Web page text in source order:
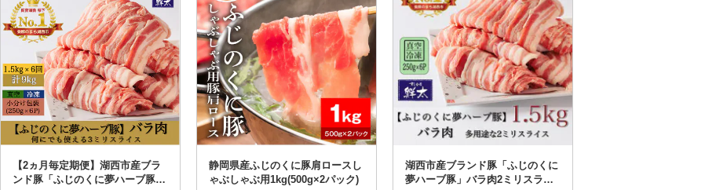
【2ヵ月毎定期便】湖西市産ブラ
ンド豚「ふじのくに夢ハーブ豚」
静岡県産ふじのくに豚肩ロースし
ゃぶしゃぶ用1kg(500g×2パック)
湖西市産ブランド豚「ふじのくに
夢ハーブ豚」バラ肉2ミリスライ